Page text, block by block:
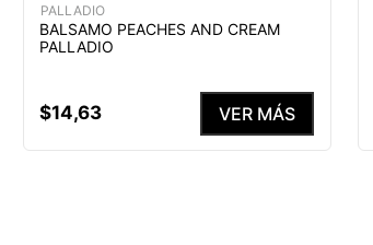
PALLADIO
BALSAMO PEACHES AND CREAM
PALLADIO
$14,63 VER MÁS